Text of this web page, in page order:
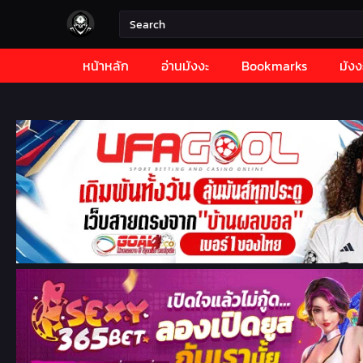
หน้าหลัก อ่านมังงะ Bookmarks มังง